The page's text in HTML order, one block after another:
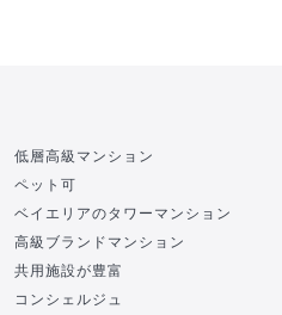
低層高級マンション
ペット可
ベイエリアのタワーマンション
高級ブランドマンション
共用施設が豊富
コンシェルジュ